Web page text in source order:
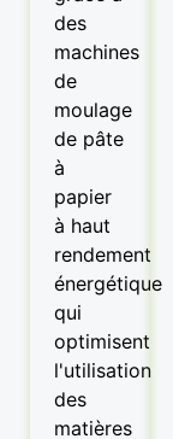
des
machines
de
moulage
de pâte
à
papier
à haut
rendement
énergétique
qui
optimisent
l'utilisation
des
matières